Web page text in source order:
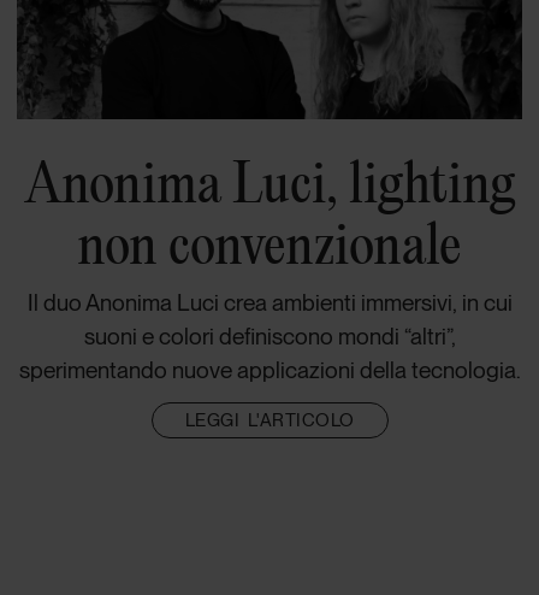
Anonima Luci, lighting
non convenzionale
Il duo Anonima Luci crea ambienti immersivi, in cui
suoni e colori definiscono mondi “altri”,
sperimentando nuove applicazioni della tecnologia.
LEGGI L'ARTICOLO